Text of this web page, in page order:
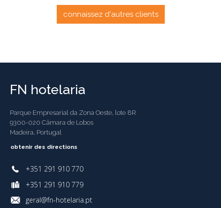
connaissez d'autres clients
FN hotelaria
Parque Empresarial da Zona Oeste, lote 8R
9300-020 Câmara de Lobos
Madeira, Portugal
obtenir des directions
+351 291 910 770
+351 291 910 779
geral@fn-hotelaria.pt